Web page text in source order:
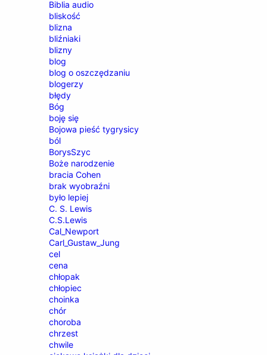
Biblia audio
bliskość
blizna
bliźniaki
blizny
blog
blog o oszczędzaniu
blogerzy
błędy
Bóg
boję się
Bojowa pieść tygrysicy
ból
BorysSzyc
Boże narodzenie
bracia Cohen
brak wyobraźni
było lepiej
C. S. Lewis
C.S.Lewis
Cal_Newport
Carl_Gustaw_Jung
cel
cena
chłopak
chłopiec
choinka
chór
choroba
chrzest
chwile